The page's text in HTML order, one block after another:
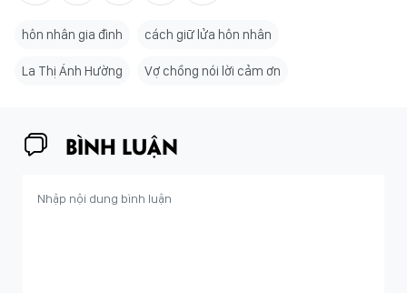
hôn nhân gia đình cách giữ lửa hôn nhân
La Thị Ánh Hường Vợ chồng nói lời cảm ơn
BÌNH LUẬN